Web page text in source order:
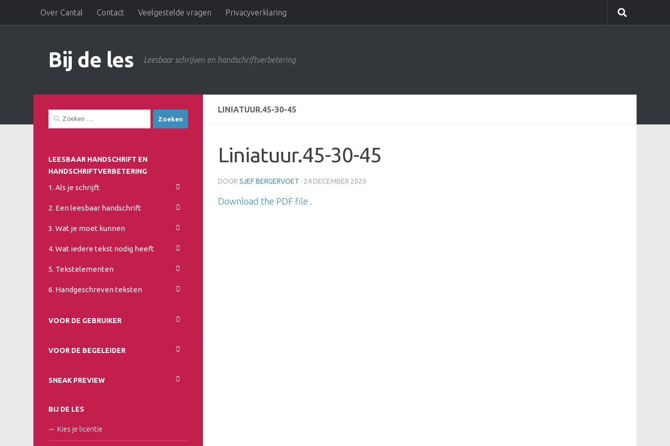
Doorgaan naar inhoud
Over Cantal Contact Veelgestelde vragen Privacyverklaring
Bij de les Leesbaar schrijven en handschriftverbetering
LINIATUUR.45-30-45
Liniatuur.45-30-45
DOOR SJEF BERGERVOET · 24 DECEMBER 2020
Download the PDF file .
Zoeken
naar:
LEESBAAR HANDSCHRIFT EN
HANDSCHRIFTVERBETERING
1. Als je schrijft
2. Een leesbaar handschrift
3. Wat je moet kunnen
4. Wat iedere tekst nodig heeft
5. Tekstelementen
6. Handgeschreven teksten
VOOR DE GEBRUIKER
VOOR DE BEGELEIDER
SNEAK PREVIEW
BIJ DE LES
Kies je licentie